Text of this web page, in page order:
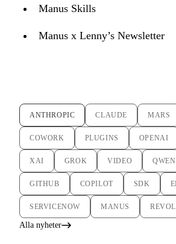
Manus Skills
Manus x Lenny’s Newsletter
ANTHROPIC CLAUDE MARS
COWORK PLUGINS OPENAI
XAI GROK VIDEO QWEN
GITHUB COPILOT SDK
SERVICENOW MANUS
Alla nyheter